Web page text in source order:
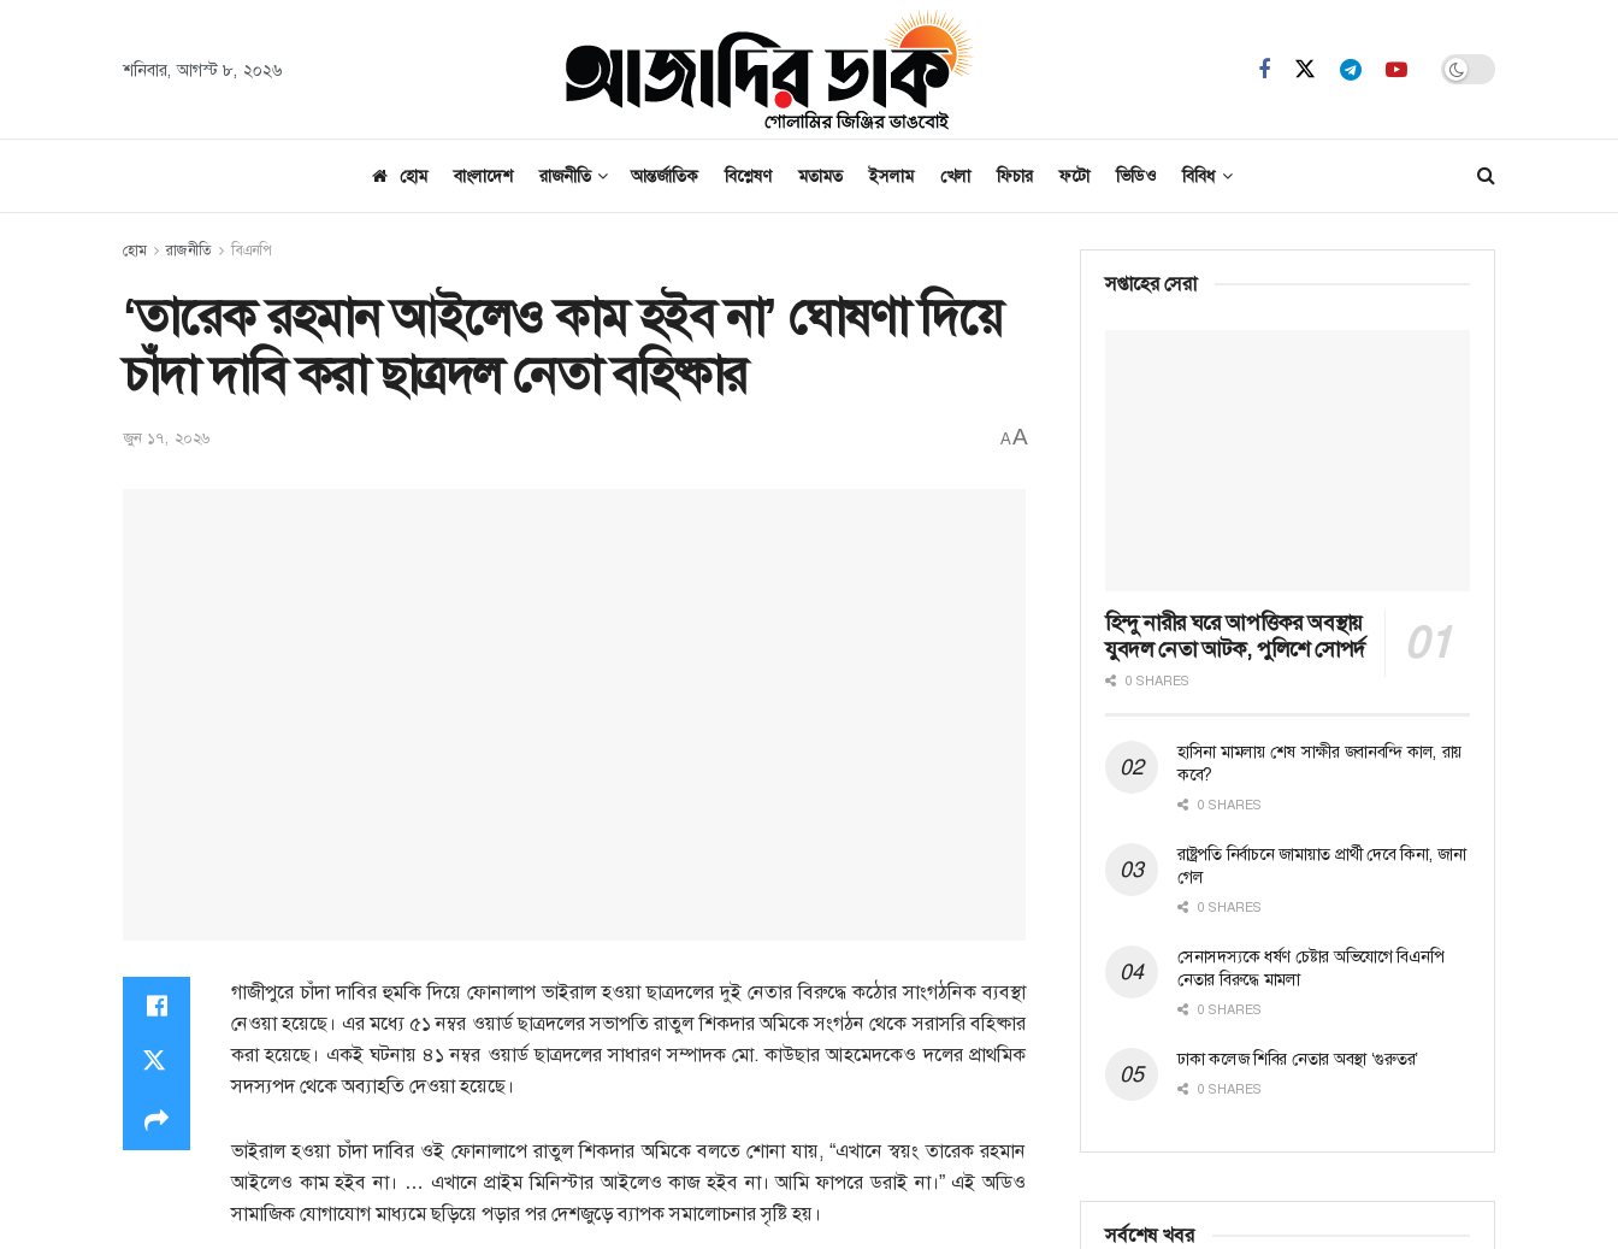
শনিবার, আগস্ট ৮, ২০২৬
হোম বাংলাদেশ রাজনীতি আন্তর্জাতিক বিশ্লেষণ মতামত ইসলাম খেলা ফিচার ফটো ভিডিও বিবিধ
হোম রাজনীতি বিএনপি
‘তারেক রহমান আইলেও কাম হইব না’ ঘোষণা দিয়ে
চাঁদা দাবি করা ছাত্রদল নেতা বহিষ্কার
জুন ১৭, ২০২৬ AA
গাজীপুরে চাঁদা দাবির হুমকি দিয়ে ফোনালাপ ভাইরাল হওয়া ছাত্রদলের দুই নেতার বিরুদ্ধে কঠোর সাংগঠনিক ব্যবস্থা
নেওয়া হয়েছে। এর মধ্যে ৫১ নম্বর ওয়ার্ড ছাত্রদলের সভাপতি রাতুল শিকদার অমিকে সংগঠন থেকে সরাসরি বহিষ্কার
করা হয়েছে। একই ঘটনায় ৪১ নম্বর ওয়ার্ড ছাত্রদলের সাধারণ সম্পাদক মো. কাউছার আহমেদকেও দলের প্রাথমিক
সদস্যপদ থেকে অব্যাহতি দেওয়া হয়েছে।
ভাইরাল হওয়া চাঁদা দাবির ওই ফোনালাপে রাতুল শিকদার অমিকে বলতে শোনা যায়, “এখানে স্বয়ং তারেক রহমান
আইলেও কাম হইব না। … এখানে প্রাইম মিনিস্টার আইলেও কাজ হইব না। আমি ফাপরে ডরাই না।” এই অডিও
সামাজিক যোগাযোগ মাধ্যমে ছড়িয়ে পড়ার পর দেশজুড়ে ব্যাপক সমালোচনার সৃষ্টি হয়।
সপ্তাহের সেরা
হিন্দু নারীর ঘরে আপত্তিকর অবস্থায়
যুবদল নেতা আটক, পুলিশে সোপর্দ
0 SHARES
হাসিনা মামলায় শেষ সাক্ষীর জবানবন্দি কাল, রায়
কবে?
0 SHARES
রাষ্ট্রপতি নির্বাচনে জামায়াত প্রার্থী দেবে কিনা, জানা
গেল
0 SHARES
সেনাসদস্যকে ধর্ষণ চেষ্টার অভিযোগে বিএনপি
নেতার বিরুদ্ধে মামলা
0 SHARES
ঢাকা কলেজ শিবির নেতার অবস্থা ‘গুরুতর’
0 SHARES
সর্বশেষ খবর